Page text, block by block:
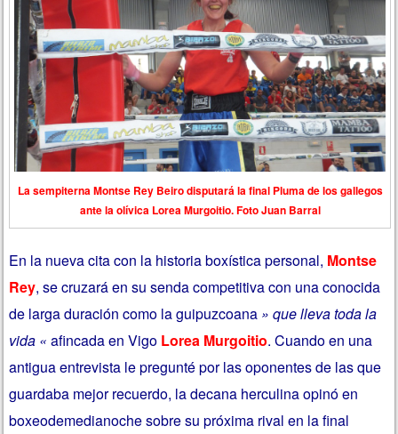
La sempiterna Montse Rey Beiro disputará la final Pluma de los gallegos
ante la olívica Lorea Murgoitio. Foto Juan Barral
En la nueva cita con la historia boxística personal, Montse
Rey, se cruzará en su senda competitiva con una conocida
de larga duración como la guipuzcoana » que lleva toda la
vida « afincada en Vigo Lorea Murgoitio. Cuando en una
antigua entrevista le pregunté por las oponentes de las que
guardaba mejor recuerdo, la decana herculina opinó en
boxeodemedianoche sobre su próxima rival en la final